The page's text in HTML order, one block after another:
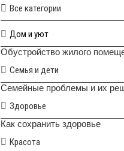
Все категории
Дом и уют
Обустройство жилого
Семья и дети
Семейные проблемы и их
Здоровье
Как сохранить здоровье
Красота